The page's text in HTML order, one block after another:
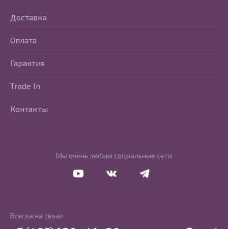
Мы очень любим социальные сети
Перейти в VkontakteПерейти в Telegram
Доставка
Оплата
Гарантия
Trade In
Контакты
Всегда на связи